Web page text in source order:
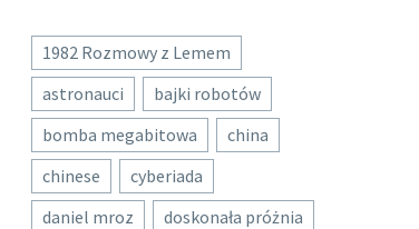
1982 Rozmowy z Lemem
astronauci
bajki robotów
bomba megabitowa
china
chinese
cyberiada
daniel mroz
doskonała próżnia